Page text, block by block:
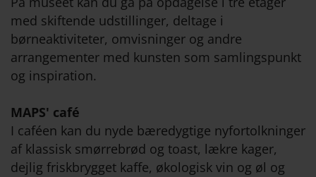
med skiftende udstillinger, deltage i
børneaktiviteter, omvisninger og andre
arrangementer med kunsten som samlingspunkt
og inspiration.
MAPS' café
I caféen kan du nyde bæredygtige nyfortolkninger
af klassisk smørrebrød og toast, lækre kager,
dejlig friskbrygget kaffe, økologisk vin og øl og